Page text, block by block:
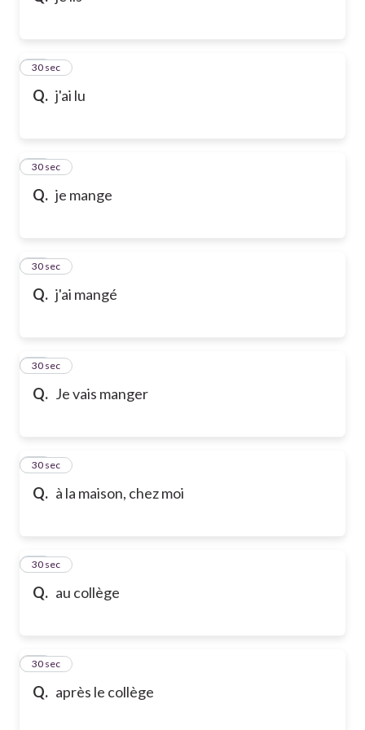
Q. j'ai lu
21
30 sec
Q. je mange
22
30 sec
Q. j'ai mangé
23
30 sec
Q. Je vais manger
24
30 sec
Q. à la maison, chez moi
25
30 sec
Q. au collège
26
30 sec
Q. après le collège
27
30 sec